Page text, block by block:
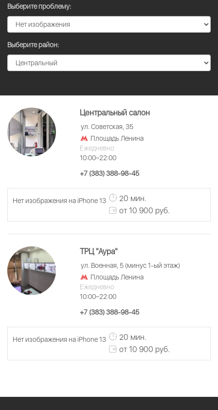
Выберите проблему:
Выберите район:
Центральный салон
ул. Советская, 35
Площадь Ленина
Ежедневно
10:00–22:00
+7 (383) 388-98-45
Нет изображения на iPhone 13
20 мин.
от 10 900 руб.
ТРЦ "Аура"
ул. Военная, 5 (минус 1-ый этаж)
Площадь Ленина
Ежедневно
10:00–22:00
+7 (383) 388-98-45
Нет изображения на iPhone 13
20 мин.
от 10 900 руб.